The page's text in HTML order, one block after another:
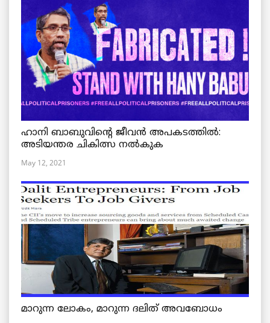
ഹാനി ബാബുവിന്റെ ജീവൻ അപകടത്തിൽ:
അടിയന്തര ചികിത്സ നൽകുക
May 12, 2021
മാറുന്ന ലോകം, മാറുന്ന ദലിത് അവബോധം